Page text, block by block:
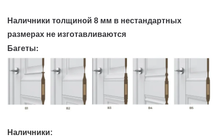
Наличники толщиной 8 мм в нестандартных
размерах не изготавливаются
Багеты:
Наличники: